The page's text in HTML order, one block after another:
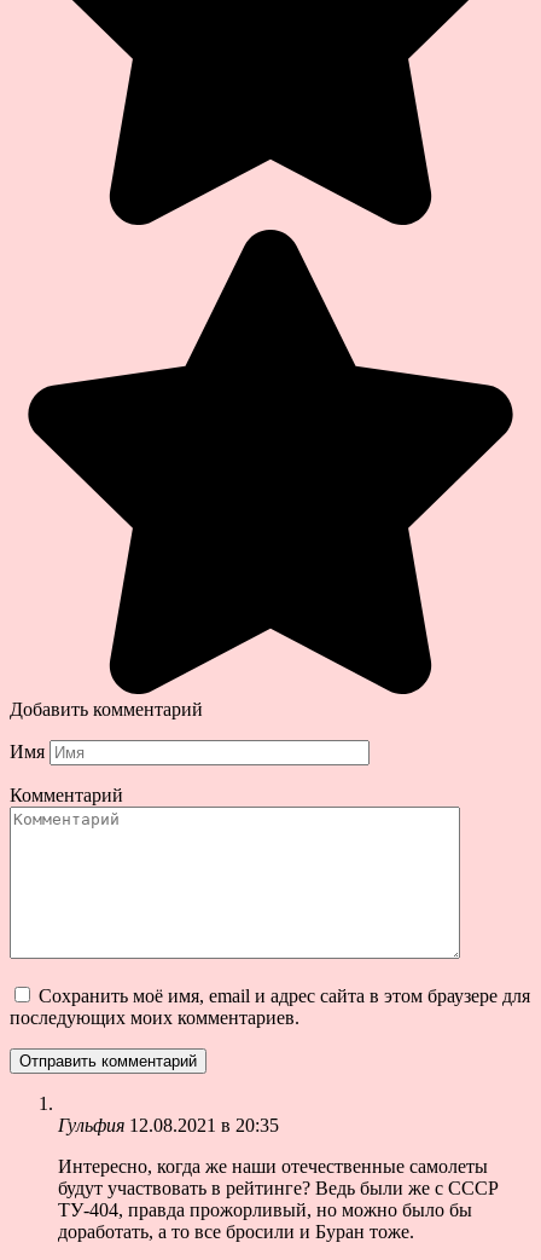
Добавить комментарий
Имя
Комментарий
Сохранить моё имя, email и адрес сайта в этом браузере для
последующих моих комментариев.
Гульфия 12.08.2021 в 20:35
Интересно, когда же наши отечественные самолеты
будут участвовать в рейтинге? Ведь были же с СССР
ТУ-404, правда прожорливый, но можно было бы
доработать, а то все бросили и Буран тоже.